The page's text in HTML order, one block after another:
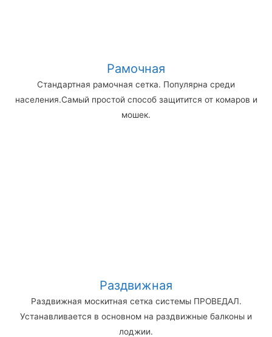
Рамочная
Стандартная рамочная сетка. Популярна среди
населения.Самый простой способ защитится от комаров и
мошек.
Раздвижная
Раздвижная москитная сетка системы ПРОВЕДАЛ.
Устанавливается в основном на раздвижные балконы и
лоджии.